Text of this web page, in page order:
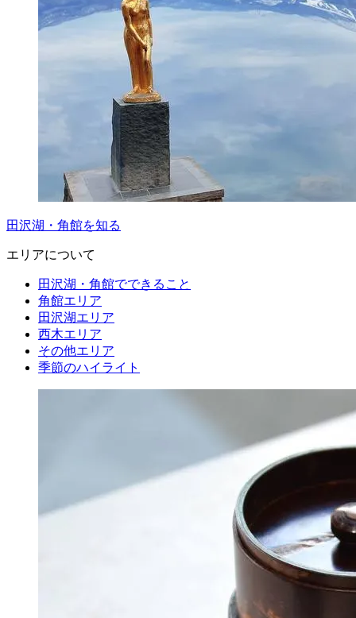
田沢湖・角館を知る
エリアについて
田沢湖・角館でできること
角館エリア
田沢湖エリア
西木エリア
その他エリア
季節のハイライト